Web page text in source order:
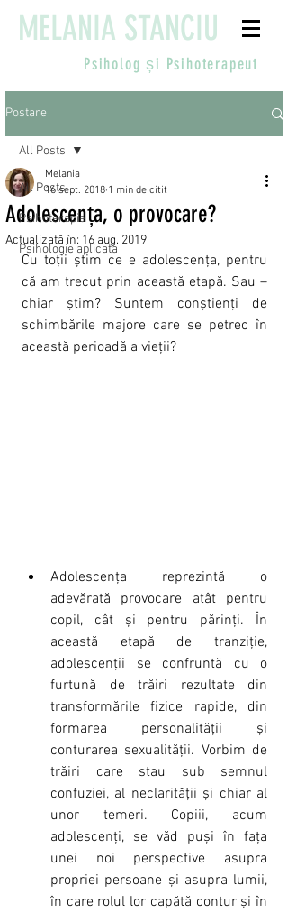
MELANIA STANCIU
Psiholog și Psihoterapeut
Postare
All Posts
Psihoterapie
Psihologie aplicata
All Posts
Adolescența, o provocare?
Melania
16 sept. 2018 1 min de citit
Actualizată în: 16 aug. 2019
Cu toții știm ce e adolescența, pentru
că am trecut prin această etapă. Sau –
chiar știm? Suntem conștienți de
schimbările majore care se petrec în
această perioadă a vieții?
Adolescența reprezintă o
adevărată provocare atât pentru
copil, cât și pentru părinți. În
această etapă de tranziție,
adolescenții se confruntă cu o
furtună de trăiri rezultate din
transformările fizice rapide, din
formarea personalității și
conturarea sexualității. Vorbim de
trăiri care stau sub semnul
confuziei, al neclarității și chiar al
unor temeri. Copiii, acum
adolescenți, se văd puși în fața
unei noi perspective asupra
propriei persoane și asupra lumii,
în care rolul lor capătă contur și în